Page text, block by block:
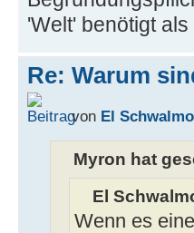
'Welt' benötigt
Re: Warum
von El Schwalmo
Myron hat
El
Wenn es